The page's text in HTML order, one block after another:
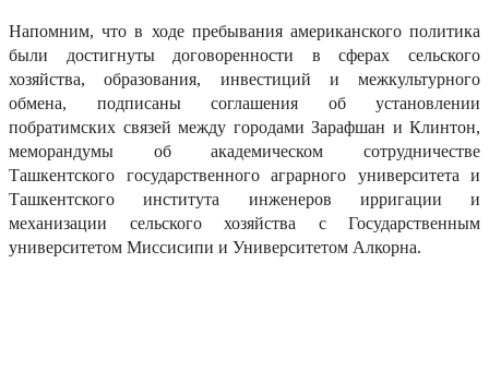
Напомним, что в ходе пребывания американского политика
были достигнуты договоренности в сферах сельского
хозяйства, образования, инвестиций и межкультурного
обмена, подписаны соглашения об установлении
побратимских связей между городами Зарафшан и Клинтон,
меморандумы об академическом сотрудничестве
Ташкентского государственного аграрного университета и
Ташкентского института инженеров ирригации и
механизации сельского хозяйства с Государственным
университетом Миссисипи и Университетом Алкорна.